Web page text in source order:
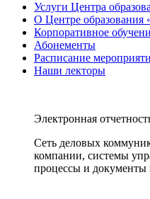
Услуги Центра
О Центре
Корпоративное
Абонементы
Расписание
Наши лекторы
Электронная
Сеть деловых
компании, системы
процессы и документы